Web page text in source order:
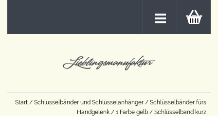
Start / Schlüsselbänder und Schlüsselanhänger / Schlüsselbänder fürs
Handgelenk / 1 Farbe gelb / Schlüsselband kurz